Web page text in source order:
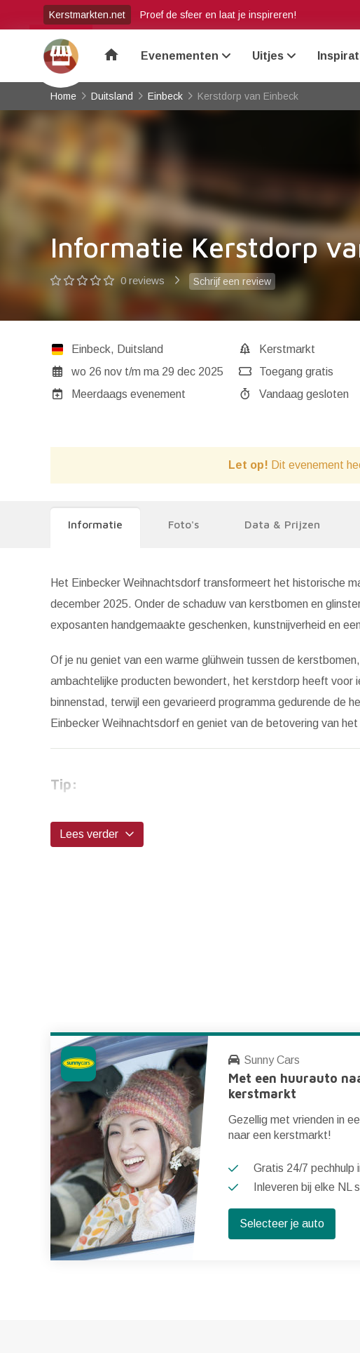
Kerstmarkten.net Proef de sfeer en laat je inspireren!
home Evenementen Uitjes
Home Duitsland Einbeck Kerstdorp van Einbeck
Informatie Kerstdorp
0 reviews Schrijf een review
Einbeck, Duitsland
wo 26 nov t/m ma 29 dec 2025
Meerdaags evenement
Kerstmarkt
Toegang gratis
Vandaag gesloten
Let op! Dit evenement
Informatie Foto's Data & Prijzen
Het Einbecker Weihnachtsdorf transformeert het historische
december 2025. Onder de schaduw van kerstbomen en
exposanten handgemaakte geschenken, kunstnijverheid en
Of je nu geniet van een warme glühwein tussen de
ambachtelijke producten bewondert, het kerstdorp heeft
binnenstad, terwijl een gevarieerd programma gedurende de
Einbecker Weihnachtsdorf en geniet van de betovering van het
Tip:
Lees verder
Sunny Cars
Met een huurauto
kerstmarkt
Gezellig met vrienden in
naar een kerstmarkt!
Gratis 24/7 pechhulp
Inleveren bij elke NL
Selecteer je auto